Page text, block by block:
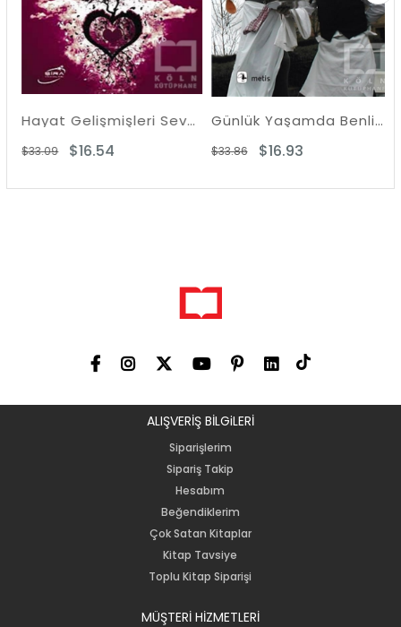
Hayat Gelişmişleri Sever
$16.54
$33.09
Günlük Yaşamda Benliğin Sunumu
$16.93
$33.86
ALIŞVERİŞ BİLGiLERİ
Siparişlerim
Sipariş Takip
Hesabım
Beğendiklerim
Çok Satan Kitaplar
Kitap Tavsiye
Toplu Kitap Siparişi
MÜŞTERİ HİZMETLERİ